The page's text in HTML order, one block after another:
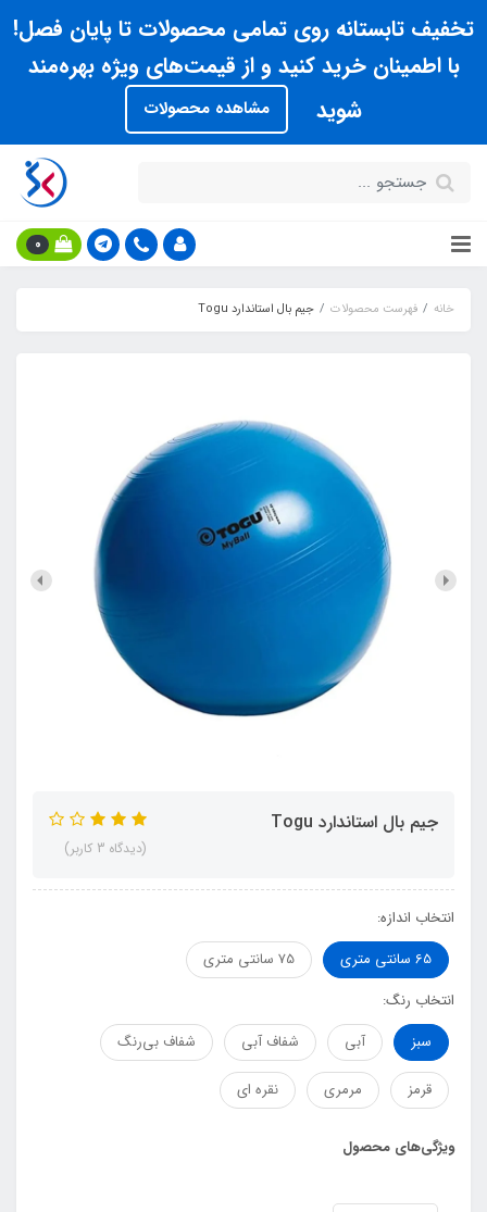
تخفیف تابستانه روی تمامی محصولات تا پایان فصل!
با اطمینان خرید کنید و از قیمت‌های ویژه بهره‌مند
شوید
مشاهده محصولات
0
خانه فهرست محصولات جیم بال استاندارد Togu
جیم بال استاندارد Togu
(دیدگاه 3 کاربر)
انتخاب اندازه:
65 سانتي متري
75 سانتي متري
انتخاب رنگ:
سبز
آبی شفاف آبی شفاف بی‌رنگ
قرمز مرمری نقره ای
ویژگی‌های محصول